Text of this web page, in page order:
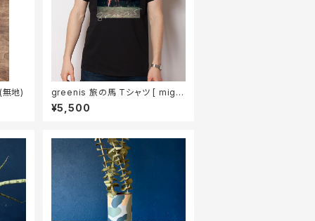
地)
greenis 旅の馬 Tシャツ [ migni
ght ]
¥5,500